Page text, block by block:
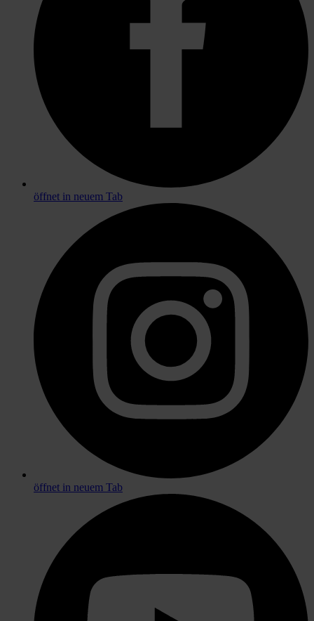
öffnet in neuem Tab
öffnet in neuem Tab